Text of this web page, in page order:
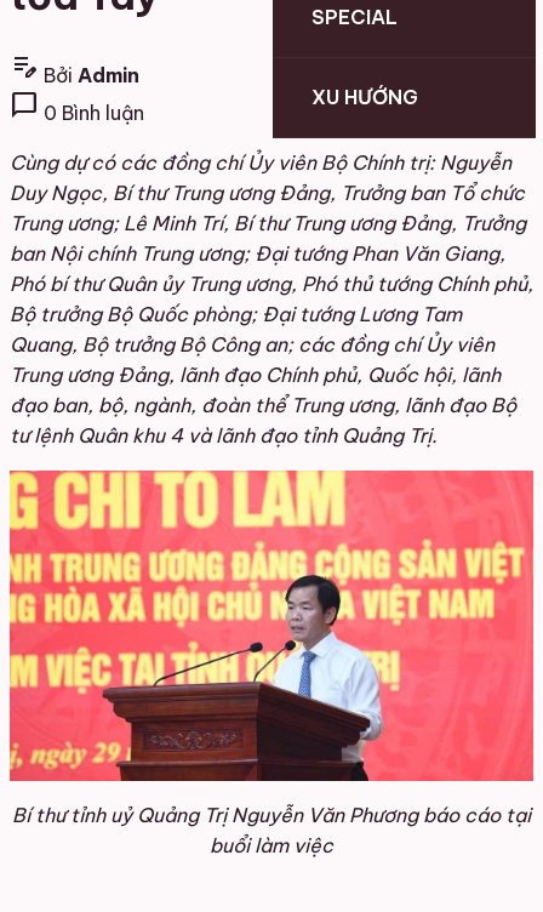
SPECIAL
XU HƯỚNG
edit_note Bởi Admin
chat_bubble 0 Bình luận
Cùng dự có các đồng chí Ủy viên Bộ Chính trị: Nguyễn
Duy Ngọc, Bí thư Trung ương Đảng, Trưởng ban Tổ chức
Trung ương; Lê Minh Trí, Bí thư Trung ương Đảng, Trưởng
ban Nội chính Trung ương; Đại tướng Phan Văn Giang,
Phó bí thư Quân ủy Trung ương, Phó thủ tướng Chính phủ,
Bộ trưởng Bộ Quốc phòng; Đại tướng Lương Tam
Quang, Bộ trưởng Bộ Công an; các đồng chí Ủy viên
Trung ương Đảng, lãnh đạo Chính phủ, Quốc hội, lãnh
đạo ban, bộ, ngành, đoàn thể Trung ương, lãnh đạo Bộ
tư lệnh Quân khu 4 và lãnh đạo tỉnh Quảng Trị.
Bí thư tỉnh uỷ Quảng Trị Nguyễn Văn Phương báo cáo tại
buổi làm việc